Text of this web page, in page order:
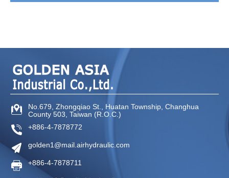
No.679, Zhongqiao St., Huatan Township, Changhua
County 503, Taiwan (R.O.C.)
+886-4-7878772
golden1@mail.airhydraulic.com
+886-4-7878711